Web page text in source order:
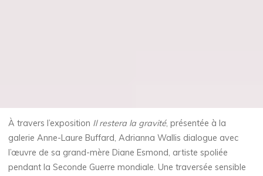
À travers l’exposition Il restera la gravité, présentée à la
galerie Anne-Laure Buffard, Adrianna Wallis dialogue avec
l’œuvre de sa grand-mère Diane Esmond, artiste spoliée
pendant la Seconde Guerre mondiale. Une traversée sensible